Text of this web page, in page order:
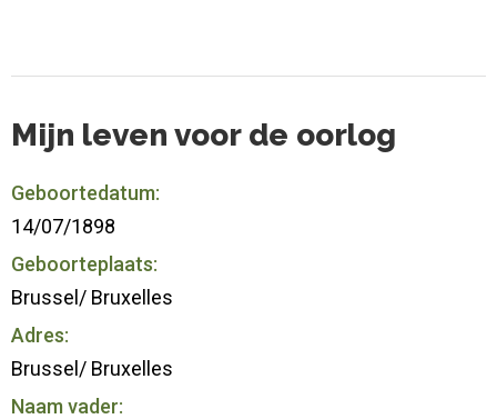
Mijn leven voor de oorlog
Geboortedatum:
14/07/1898
Geboorteplaats:
Brussel/ Bruxelles
Adres:
Brussel/ Bruxelles
Naam vader: